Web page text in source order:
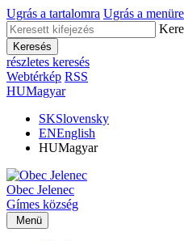
Ugrás a tartalomra Ugrás a menüre
Keresés
részletes keresés
Webtérkép RSS
HUMagyar
SKSlovensky
ENEnglish
HUMagyar
Obec Jelenec
Gímes község
Menü